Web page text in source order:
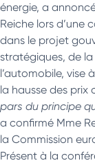
énergie, a
Reiche lors d’une
dans le projet
stratégiques, de
l’automobile, vise
la hausse des prix
pars du principe
a confirmé Mme
la Commission
Présent à la